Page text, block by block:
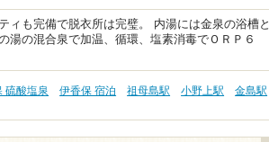
ィも完備で脱衣所は完璧。 内湯には金泉の浴槽と
の混合泉で加温、循環、塩素消毒でＯＲＰ６
硫酸塩泉 伊香保 宿泊 祖母島駅 小野上駅
金島駅